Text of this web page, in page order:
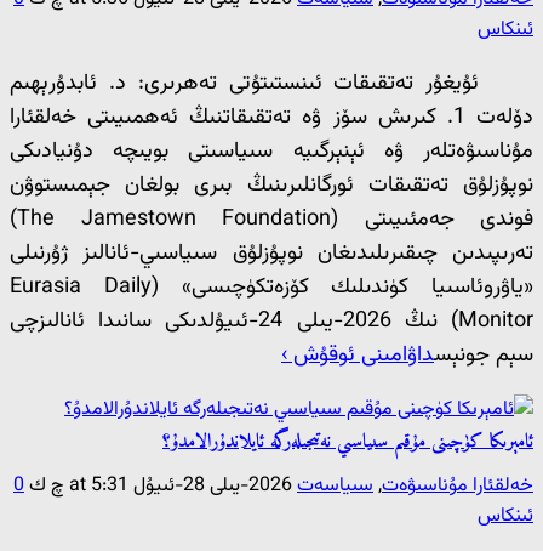
ئىنكاس
ئۇيغۇر تەتقىقات ئىنستىتۇتى تەھرىرى: د. ئابدۇرېھىم
دۆلەت 1. كىرىش سۆز ۋە تەتقىقاتنىڭ ئەھمىيىتى خەلقئارا
مۇناسىۋەتلەر ۋە ئېنېرگىيە سىياسىتى بويىچە دۇنيادىكى
نوپۇزلۇق تەتقىقات ئورگانلىرىنىڭ بىرى بولغان جېمىستوۋن
فوندى جەمئىيىتى (The Jamestown Foundation)
تەرىپىدىن چىقىرىلىدىغان نوپۇزلۇق سىياسىي-ئانالىز ژۇرنىلى
«ياۋروئاسىيا كۈندىلىك كۆزەتكۈچىسى» (Eurasia Daily
Monitor) نىڭ 2026-يىلى 24-ئىيۇلدىكى سانىدا ئانالىزچى
سېم جونېسداۋامىنى ئوقۇش ›
ئامېرىكا كۈچىنى مۇقىم سىياسىي نەتىجىلەرگە ئايلاندۇرالامدۇ؟
خەلقئارا مۇناسىۋەت,سىياسەت2026-يىلى 28-ئىيۇل at 5:31 چ ك
0
ئىنكاس